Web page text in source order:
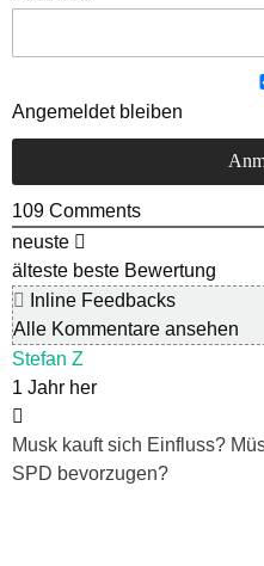
Angemeldet bleiben
109 Comments
neuste
älteste beste Bewertung
Inline Feedbacks
Alle Kommentare ansehen
Stefan Z
1 Jahr her
Musk kauft sich Einfluss?
SPD bevorzugen?